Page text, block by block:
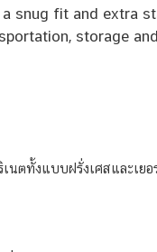
snug fit and extra
storage
ตทั้งแบบฝรั่งเศสและเย